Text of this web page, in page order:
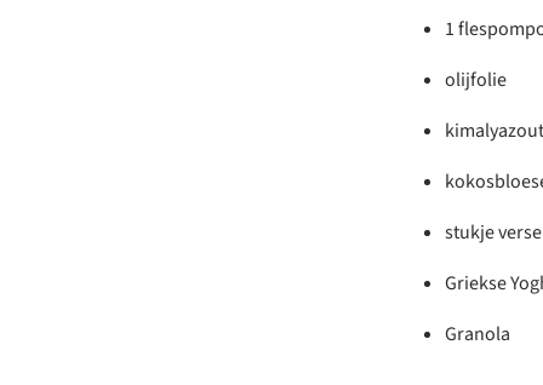
1
olijfolie
kimalyazout
stukje
Griekse
Granola